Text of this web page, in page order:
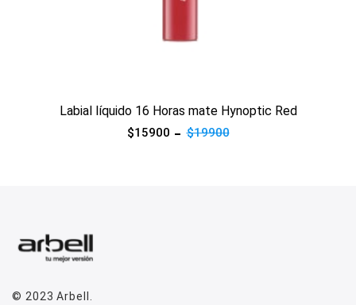
Labial líquido 16 Horas mate Hynoptic Red
$15900 $19900
© 2023Arbell